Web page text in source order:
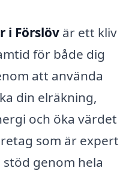
i Förslöv är ett kliv
för både dig
att använda
din elräkning,
och öka värdet
som är expert
genom hela